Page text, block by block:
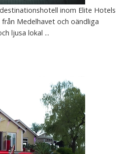
inom Elite Hotels
Medelhavet och oändliga
ljusa lokal ...